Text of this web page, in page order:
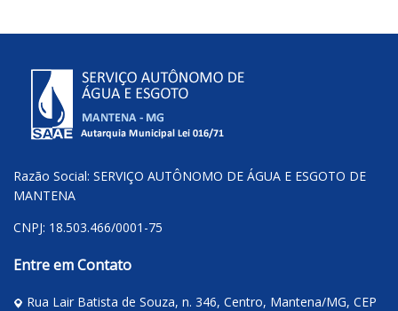
Razão Social: SERVIÇO AUTÔNOMO DE ÁGUA E ESGOTO DE
MANTENA
CNPJ: 18.503.466/0001-75
Entre em Contato
Rua Lair Batista de Souza, n. 346, Centro, Mantena/MG, CEP